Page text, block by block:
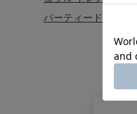
パーティードレス